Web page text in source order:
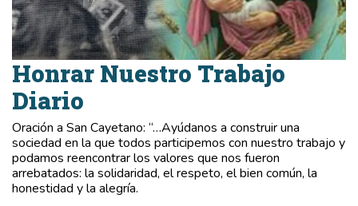
Honrar Nuestro Trabajo
Diario
Oración a San Cayetano: “…Ayúdanos a construir una
sociedad en la que todos participemos con nuestro trabajo y
podamos reencontrar los valores que nos fueron
arrebatados: la solidaridad, el respeto, el bien común, la
honestidad y la alegría.